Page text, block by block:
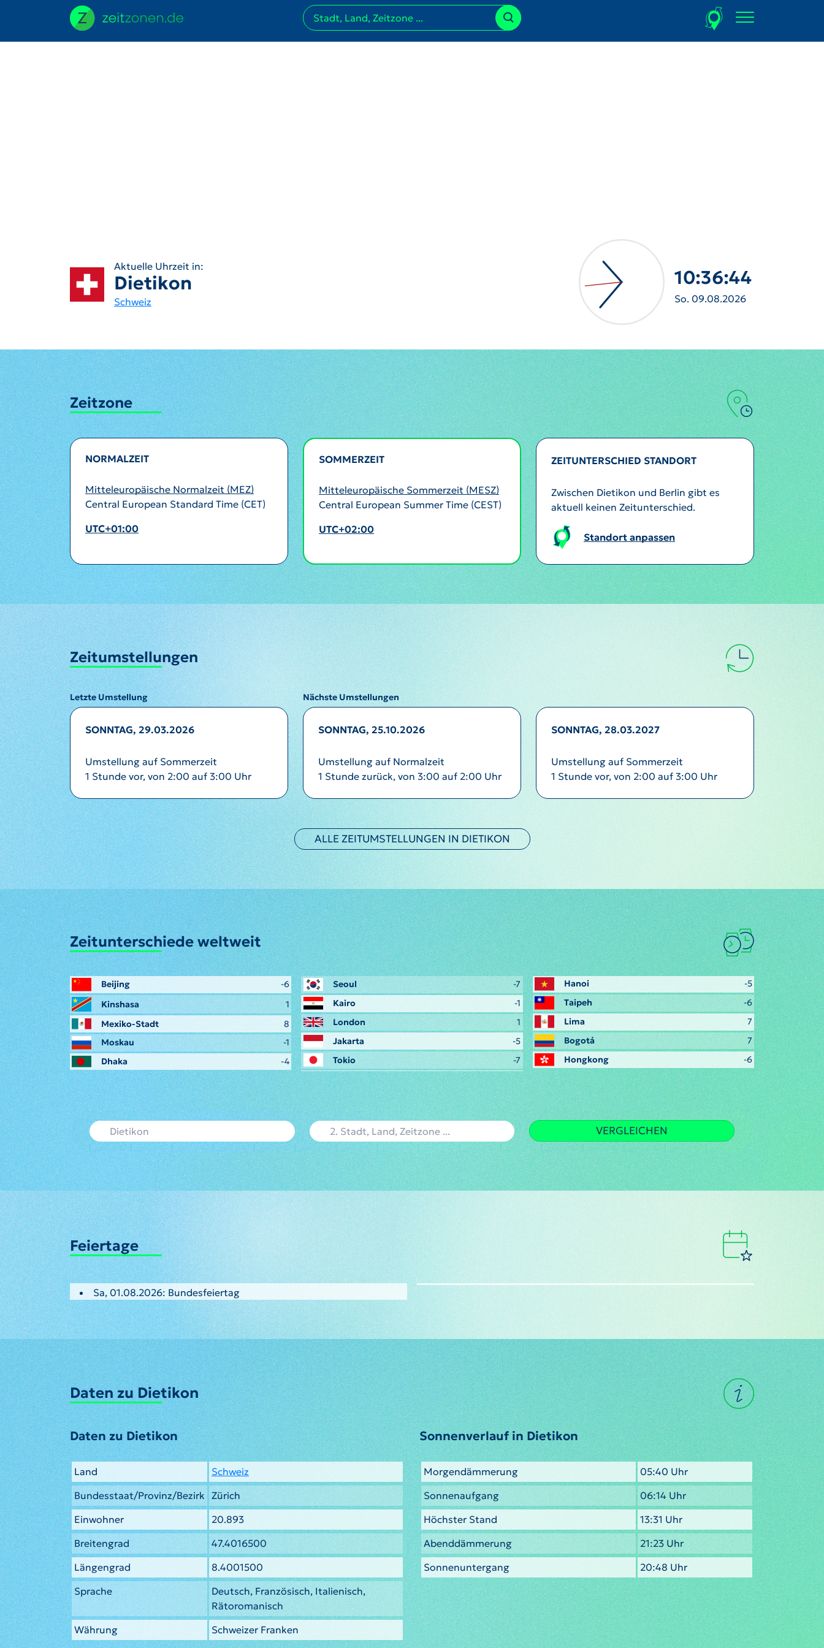
Aktuelle Uhrzeit in:
Dietikon
Schweiz
10:36:46
So. 09.08.2026
Zeitzone
NORMALZEIT
Mitteleuropäische Normalzeit (MEZ)
Central European Standard Time (CET)
UTC+01:00
SOMMERZEIT
Mitteleuropäische Sommerzeit (MESZ)
Central European Summer Time (CEST)
UTC+02:00
ZEITUNTERSCHIED STANDORT
Zwischen Dietikon und Berlin gibt es
aktuell keinen Zeitunterschied.
Standort anpassen
Zeitumstellungen
Letzte Umstellung Nächste Umstellungen
SONNTAG, 29.03.2026
Umstellung auf Sommerzeit
1 Stunde vor, von 2:00 auf 3:00 Uhr
SONNTAG, 25.10.2026
Umstellung auf Normalzeit
1 Stunde zurück, von 3:00 auf 2:00 Uhr
SONNTAG, 28.03.2027
Umstellung auf Sommerzeit
1 Stunde vor, von 2:00 auf 3:00 Uhr
ALLE ZEITUMSTELLUNGEN IN DIETIKON
Zeitunterschiede weltweit
Beijing
-6
Kinshasa
1
Mexiko-Stadt
8
Moskau
-1
Dhaka
-4
Seoul
-7
Kairo
-1
London
1
Jakarta
-5
Tokio
-7
Hanoi
-5
Taipeh
-6
Lima
7
Bogotá
7
Hongkong
-6
VERGLEICHEN
Feiertage
Sa, 01.08.2026: Bundesfeiertag
Daten zu Dietikon
Daten zu Dietikon
Land
Schweiz
Bundesstaat/Provinz/Bezirk Zürich
Einwohner
20.893
Breitengrad
47.4016500
Längengrad
8.4001500
Sprache
Deutsch, Französisch, Italienisch,
Rätoromanisch
Währung
Schweizer Franken
Sonnenverlauf in Dietikon
Morgendämmerung
05:40 Uhr
Sonnenaufgang
06:14 Uhr
Höchster Stand
13:31 Uhr
Abenddämmerung
21:23 Uhr
Sonnenuntergang
20:48 Uhr